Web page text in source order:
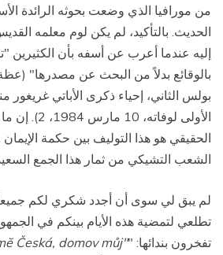
من مورافيا الذي وضعت بحوثه الرائدة
الحديث. بالتأكيد، لم يكن لوم معلمه
إليه عندما أعرب عن أسفه بأن الكثيرين
بولس الثاني، إحياء ذكرى الأباتي غريغور
الأولى
الحقيقي هو هذا التوليف بين حكمة الإيمان
الشعب التشيكي من ثمار هذا الجمع
لم يبق لي سوى أن أجدد شكري لكم
تطلعي لتمضية هذه الأيام بينكم في
تفخرون بندائها: ""zemĕ Česká, domov můj".